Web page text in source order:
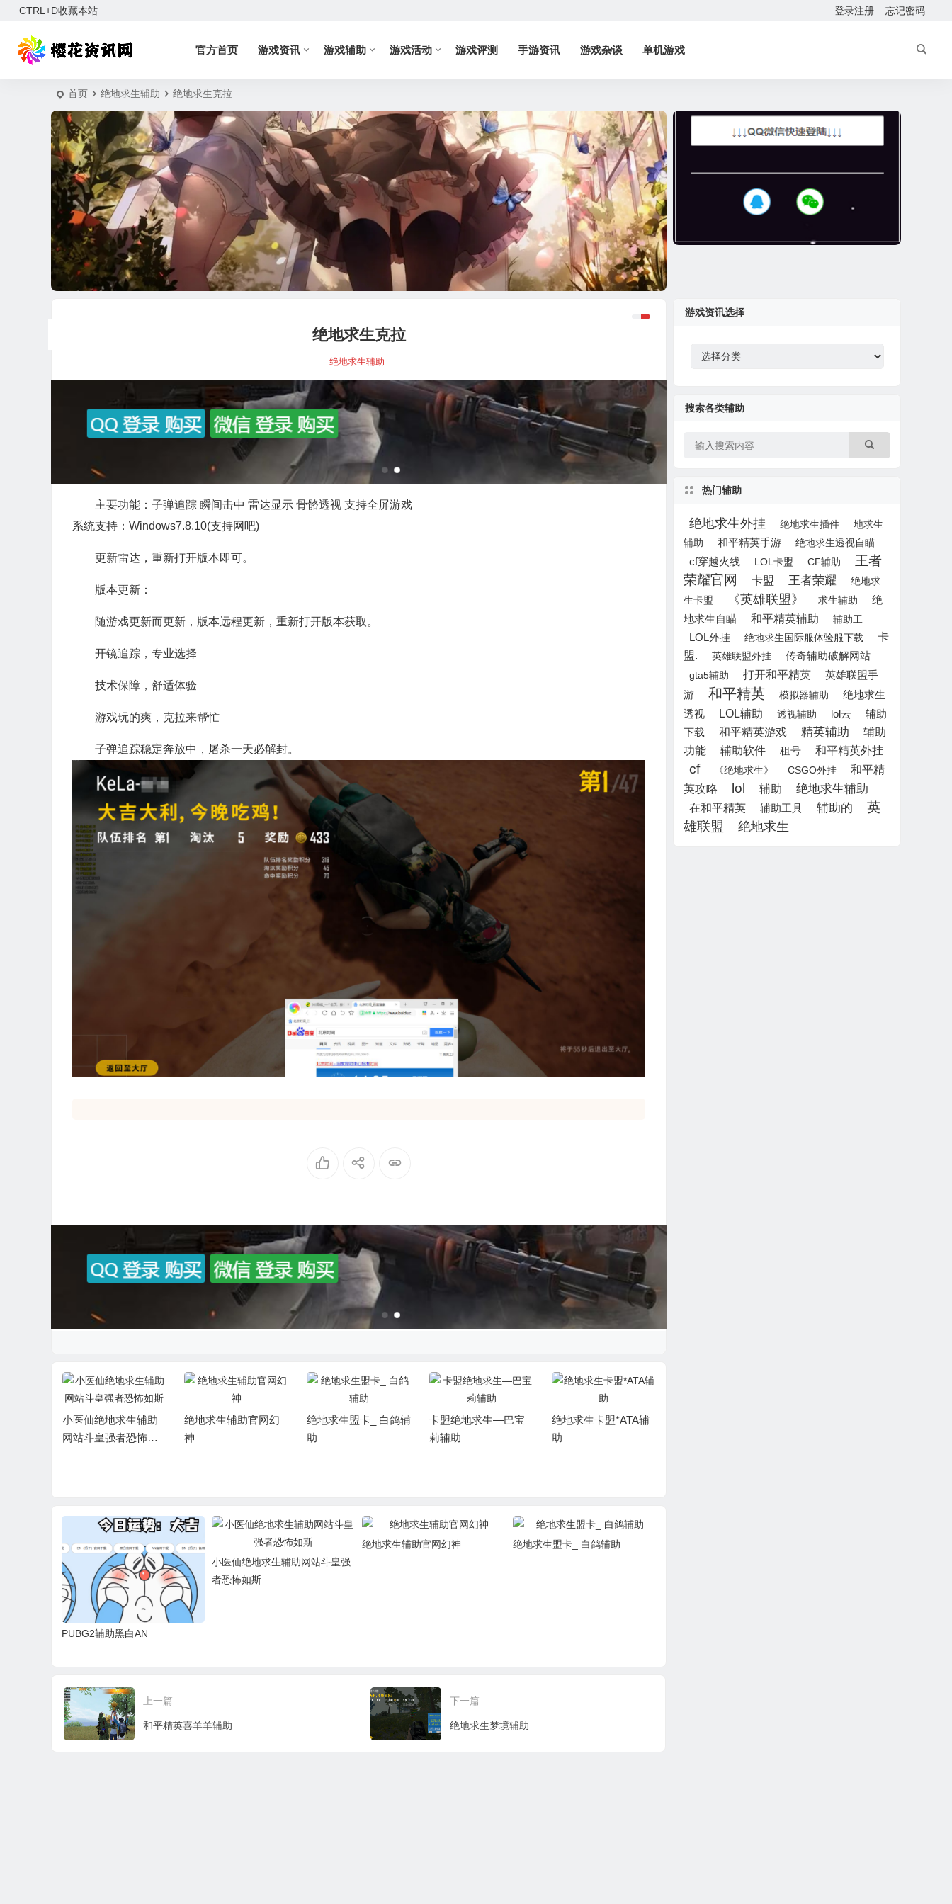
CTRL+D收藏本站 登录注册 忘记密码
官方首页 游戏资讯 游戏辅助 游戏活动 游戏评测 手游资讯 游戏杂谈 单机游戏
首页 绝地求生辅助 绝地求生克拉
绝地求生克拉
绝地求生辅助
主要功能：子弹追踪 瞬间击中 雷达显示 骨骼透视 支持全屏游戏
系统支持：Windows7.8.10(支持网吧)
更新雷达，重新打开版本即可。
版本更新：
随游戏更新而更新，版本远程更新，重新打开版本获取。
开镜追踪，专业选择
技术保障，舒适体验
游戏玩的爽，克拉来帮忙
子弹追踪稳定奔放中，屠杀一天必解封。
小医仙绝地求生辅助
网站斗皇强者恐怖如
绝地求生辅助官网幻
神
绝地求生盟卡_ 白鸽辅
助
卡盟绝地求生—巴宝
莉辅助
绝地求生卡盟*ATA辅
助
PUBG2辅助黑白AN
小医仙绝地求生辅助网站斗皇强
者恐怖如斯
绝地求生辅助官网幻神 绝地求生盟卡_ 白鸽辅助
上一篇
和平精英喜羊羊辅助
下一篇
绝地求生梦境辅助
游戏资讯选择
搜索各类辅助
热门辅助
绝地求生外挂 绝地求生插件
地求生
辅助
和平精英手游
绝地求生透视自瞄
cf穿越火线
LOL卡盟 CF辅助
王者
荣耀官网
卡盟 王者荣耀
绝地求
生卡盟
《英雄联盟》 求生辅助
绝
地求生自瞄
和平精英辅助 辅助工
LOL外挂 绝地求生国际服体验服下载
卡
盟.
英雄联盟外挂
传奇辅助破解网站
gta5辅助
打开和平精英
英雄联盟手
游
和平精英 模拟器辅助
绝地求生
透视
LOL辅助 透视辅助 lol云
辅助
下载
和平精英游戏 精英辅助
辅助
功能
辅助软件 租号 和平精英外挂
cf 《绝地求生》 CSGO外挂
和平精
英攻略
lol 辅助 绝地求生辅助
在和平精英 辅助工具 辅助的
英
雄联盟
绝地求生